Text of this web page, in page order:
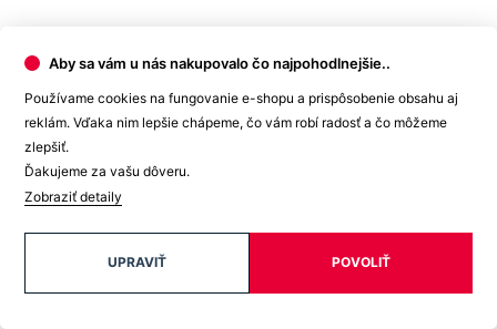
Registrácia
Získate prístup k novinkám, limitkám aj akciám skôr ako
Exkluzívne ponuky len pre členov.
Aby sa vám u nás nakupovalo čo najpohodlnejšie..
Používame cookies na fungovanie e-shopu a prispôsobenie obsahu aj
reklám. Vďaka nim lepšie chápeme, čo vám robí radosť a čo môžeme
zlepšiť.
Ďakujeme za vašu dôveru.
Zobraziť detaily
POVOLIŤ
UPRAVIŤ